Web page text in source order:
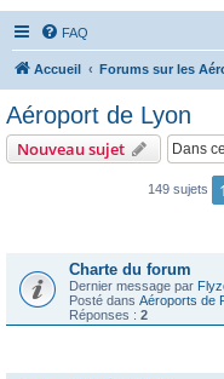
FAQ
Accueil Forums sur les
Aéroport de Lyon
Nouveau sujet
149 sujets 1
Charte du forum
Dernier message par
Posté dans Aéroports de
Réponses : 2